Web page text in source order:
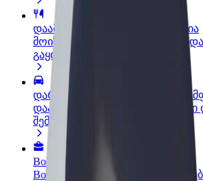
დაამატე რესტორანი ან მაღაზია
მოიზიდე მეტი მომხმარებელი
გაყიდვები
დარეგისტრირდი ავტოპარკის
დაამატე შენი ავტოპარკი Bolt-
შემოსავალი
Bolt ბიზნესისთვის
Bolt-ის პროდუქტები და